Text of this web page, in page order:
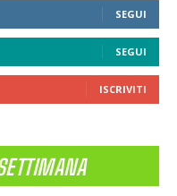
SEGUI
SEGUI
ISCRIVITI